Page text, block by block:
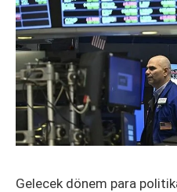
Gelecek dönem para